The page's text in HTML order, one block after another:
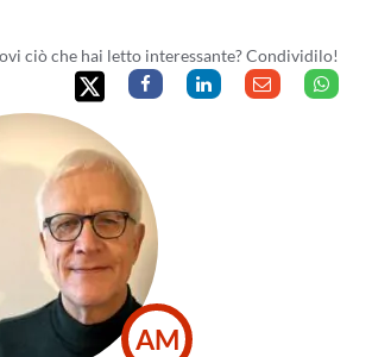
ciò che hai letto interessante? Condividilo!
AM